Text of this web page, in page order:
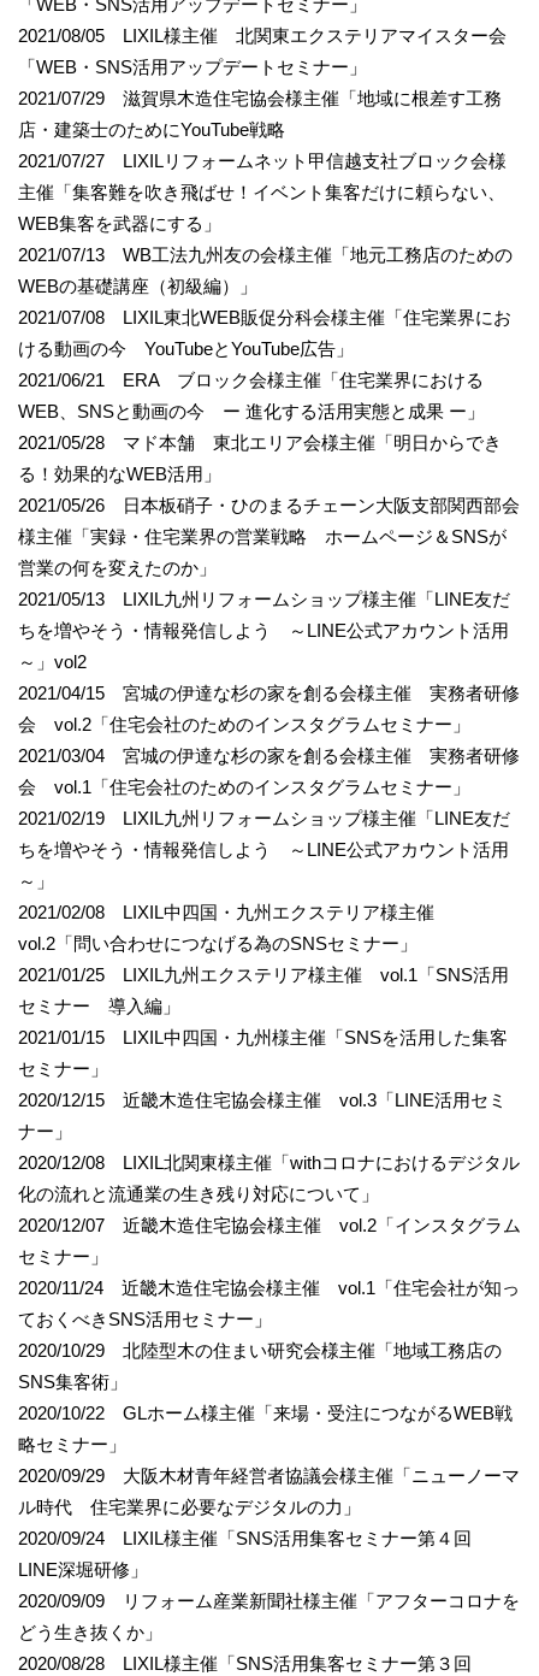
「WEB・SNS活用アップデートセミナー」
2021/08/05 LIXIL様主催 北関東エクステリアマイスター会
「WEB・SNS活用アップデートセミナー」
2021/07/29 滋賀県木造住宅協会様主催「地域に根差す工務
店・建築士のためにYouTube戦略
2021/07/27 LIXILリフォームネット甲信越支社ブロック会様
主催「集客難を吹き飛ばせ！イベント集客だけに頼らない、
WEB集客を武器にする」
2021/07/13 WB工法九州友の会様主催「地元工務店のための
WEBの基礎講座（初級編）」
2021/07/08 LIXIL東北WEB販促分科会様主催「住宅業界にお
ける動画の今 YouTubeとYouTube広告」
2021/06/21 ERA ブロック会様主催「住宅業界における
WEB、SNSと動画の今 ー 進化する活用実態と成果 ー」
2021/05/28 マド本舗 東北エリア会様主催「明日からでき
る！効果的なWEB活用」
2021/05/26 日本板硝子・ひのまるチェーン大阪支部関西部会
様主催「実録・住宅業界の営業戦略 ホームページ＆SNSが
営業の何を変えたのか」
2021/05/13 LIXIL九州リフォームショップ様主催「LINE友だ
ちを増やそう・情報発信しよう ～LINE公式アカウント活用
～」vol2
2021/04/15 宮城の伊達な杉の家を創る会様主催 実務者研修
会 vol.2「住宅会社のためのインスタグラムセミナー」
2021/03/04 宮城の伊達な杉の家を創る会様主催 実務者研修
会 vol.1「住宅会社のためのインスタグラムセミナー」
2021/02/19 LIXIL九州リフォームショップ様主催「LINE友だ
ちを増やそう・情報発信しよう ～LINE公式アカウント活用
～」
2021/02/08 LIXIL中四国・九州エクステリア様主催
vol.2「問い合わせにつなげる為のSNSセミナー」
2021/01/25 LIXIL九州エクステリア様主催 vol.1「SNS活用
セミナー 導入編」
2021/01/15 LIXIL中四国・九州様主催「SNSを活用した集客
セミナー」
2020/12/15 近畿木造住宅協会様主催 vol.3「LINE活用セミ
ナー」
2020/12/08 LIXIL北関東様主催「withコロナにおけるデジタル
化の流れと流通業の生き残り対応について」
2020/12/07 近畿木造住宅協会様主催 vol.2「インスタグラム
セミナー」
2020/11/24 近畿木造住宅協会様主催 vol.1「住宅会社が知っ
ておくべきSNS活用セミナー」
2020/10/29 北陸型木の住まい研究会様主催「地域工務店の
SNS集客術」
2020/10/22 GLホーム様主催「来場・受注につながるWEB戦
略セミナー」
2020/09/29 大阪木材青年経営者協議会様主催「ニューノーマ
ル時代 住宅業界に必要なデジタルの力」
2020/09/24 LIXIL様主催「SNS活用集客セミナー第４回
LINE深堀研修」
2020/09/09 リフォーム産業新聞社様主催「アフターコロナを
どう生き抜くか」
2020/08/28 LIXIL様主催「SNS活用集客セミナー第３回